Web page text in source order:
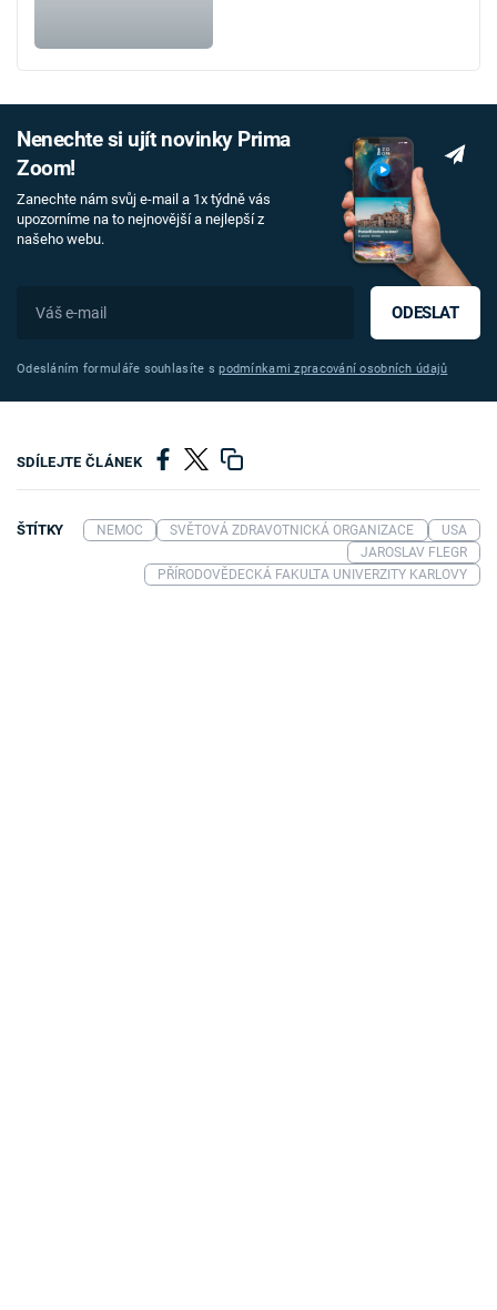
Nenechte si ujít novinky Prima
Zoom!
Zanechte nám svůj e-mail a 1x týdně vás
upozorníme na to nejnovější a nejlepší z
našeho webu.
ODESLAT
Odesláním formuláře souhlasíte spodmínkami zpracování osobních údajů
SDÍLEJTE ČLÁNEK
ŠTÍTKY NEMOC SVĚTOVÁ ZDRAVOTNICKÁ ORGANIZACE
USA
JAROSLAV FLEGR
PŘÍRODOVĚDECKÁ FAKULTA UNIVERZITY KARLOVY